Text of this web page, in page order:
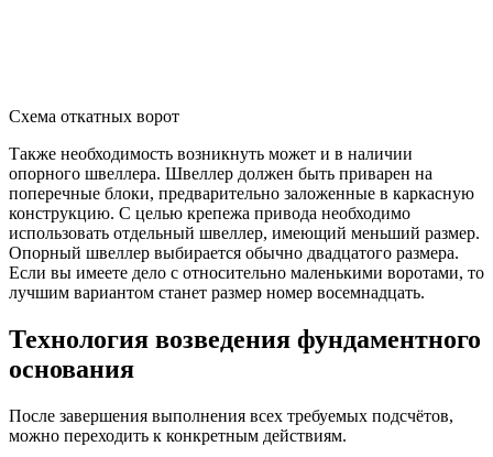
Схема откатных ворот
Также необходимость возникнуть может и в наличии
опорного швеллера. Швеллер должен быть приварен на
поперечные блоки, предварительно заложенные в каркасную
конструкцию. С целью крепежа привода необходимо
использовать отдельный швеллер, имеющий меньший размер.
Опорный швеллер выбирается обычно двадцатого размера.
Если вы имеете дело с относительно маленькими воротами, то
лучшим вариантом станет размер номер восемнадцать.
Технология возведения фундаментного
основания
После завершения выполнения всех требуемых подсчётов,
можно переходить к конкретным действиям.